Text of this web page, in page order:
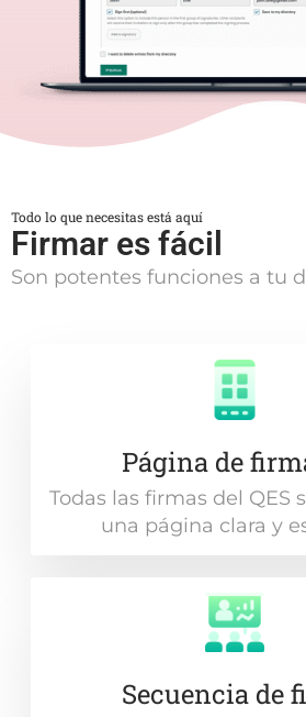
Todo lo que necesitas está aquí
Firmar es fácil
Son potentes funciones a tu
Página de
Todas las firmas del QES
una página clara y
Secuencia de